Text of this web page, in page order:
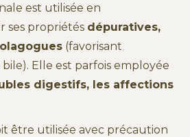
est utilisée en
ses propriétés dépuratives,
(favorisant
bile). Elle est parfois employée
digestifs, les affections
être utilisée avec précaution